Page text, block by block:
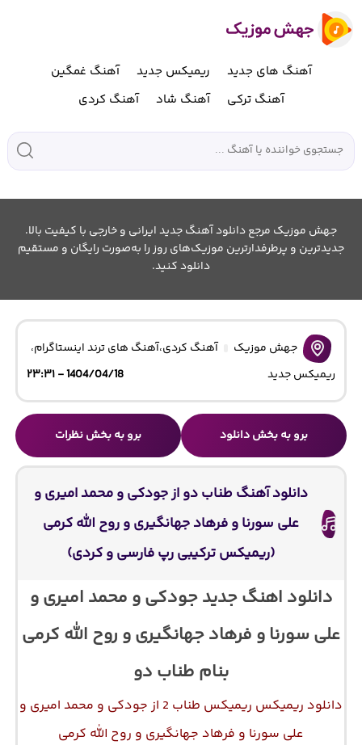
آهنگ های جدید ریمیکس جدید
آهنگ غمگین
آهنگ ترکی
آهنگ شاد آهنگ کردی
جهش موزیک مرجع دانلود آهنگ جدید ایرانی و خارجی با کیفیت بالا.
جدیدترین و پرطرفدارترین موزیک‌های روز را به‌صورت رایگان و مستقیم
دانلود کنید.
جهش موزیک آهنگ کردی،آهنگ های ترند اینستاگرام،
ریمیکس جدید
1404/04/18 - ۲۳:۳۱
برو به بخش دانلود برو به بخش نظرات
دانلود آهنگ طناب دو از جودکی و محمد امیری و
علی سورنا و فرهاد جهانگیری و روح الله کرمی
(ریمیکس ترکیبی رپ فارسی و کردی)
دانلود اهنگ جدید جودکی و محمد امیری و
علی سورنا و فرهاد جهانگیری و روح الله کرمی
بنام طناب دو
دانلود ریمیکس ریمیکس طناب 2 از جودکی و محمد امیری و
علی سورنا و فرهاد جهانگیری و روح الله کرمی